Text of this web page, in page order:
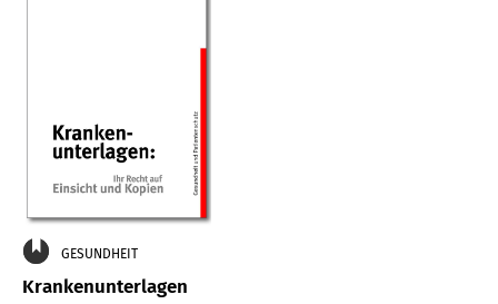
GESUNDHEIT
Krankenunterlagen